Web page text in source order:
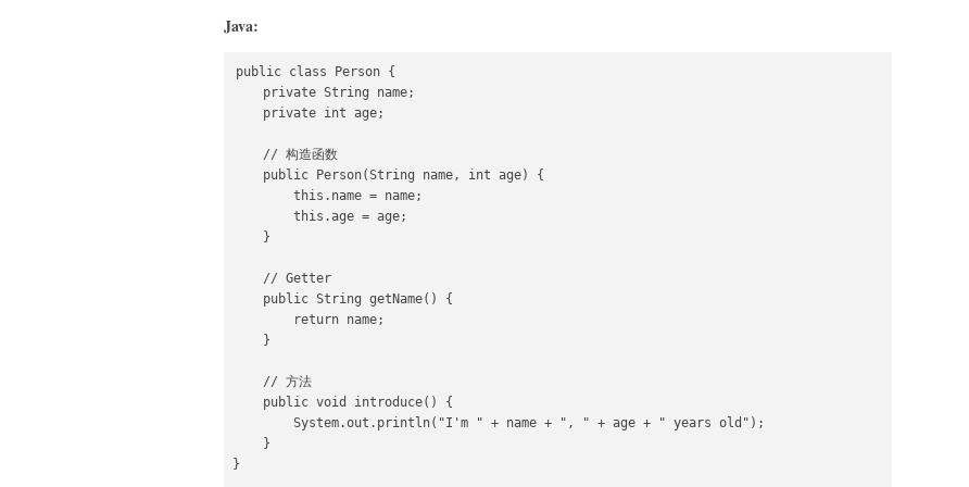
Java:
public class Person {
    private String name;
    private int age;
    // 构造函数
    public Person(String name, int age) {
        this.name = name;
        this.age = age;
    }
    // Getter
    public String getName() {
        return name;
    }
    // 方法
    public void introduce() {
        System.out.println("I'm " + name + ", " + age + " years old");
    }
}